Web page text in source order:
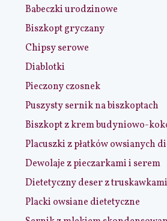
Babeczki urodzinowe
Biszkopt gryczany
Chipsy serowe
Diablotki
Pieczony czosnek
Puszysty sernik na biszkoptach
Biszkopt z krem budyniowo-
Placuszki z płatków owsianych
Dewolaje z pieczarkami i serem
Dietetyczny deser z truskawkami
Placki owsiane dietetyczne